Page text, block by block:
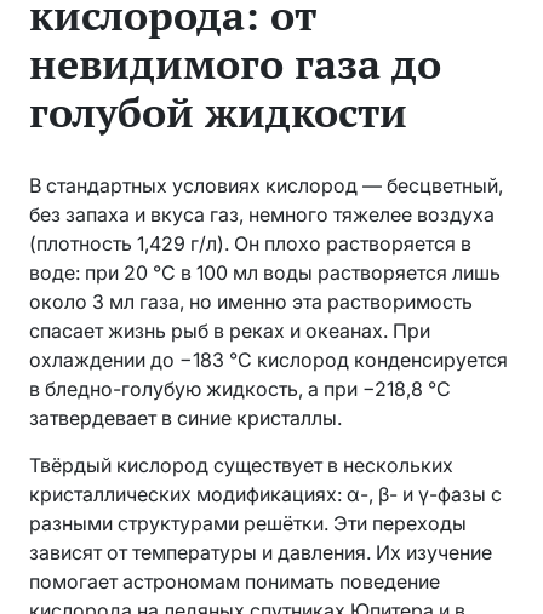
кислорода: от
невидимого газа до
голубой жидкости
В стандартных условиях кислород — бесцветный,
без запаха и вкуса газ, немного тяжелее воздуха
(плотность 1,429 г/л). Он плохо растворяется в
воде: при 20 °C в 100 мл воды растворяется лишь
около 3 мл газа, но именно эта растворимость
спасает жизнь рыб в реках и океанах. При
охлаждении до −183 °C кислород конденсируется
в бледно-голубую жидкость, а при −218,8 °C
затвердевает в синие кристаллы.
Твёрдый кислород существует в нескольких
кристаллических модификациях: α-, β- и γ-фазы с
разными структурами решётки. Эти переходы
зависят от температуры и давления. Их изучение
помогает астрономам понимать поведение